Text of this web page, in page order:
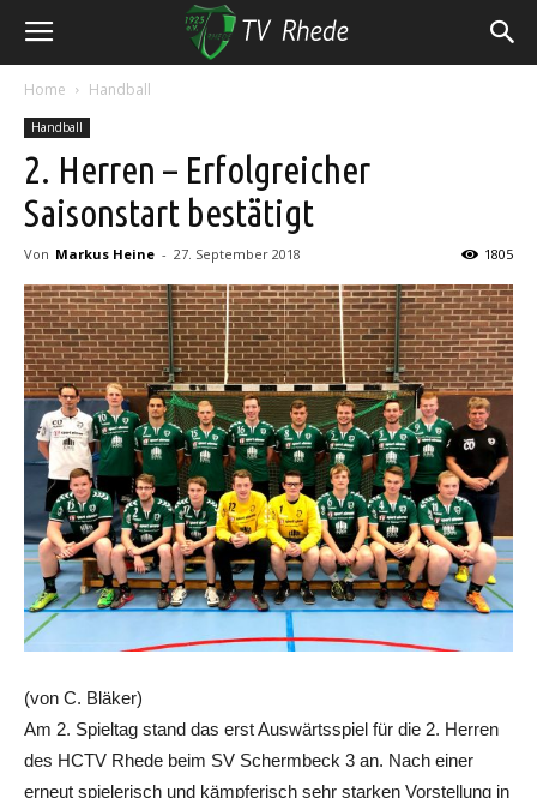
Home Handball
Handball
2. Herren – Erfolgreicher
Saisonstart bestätigt
Von Markus Heine - 27. September 2018 1805
(von C. Bläker)
Am 2. Spieltag stand das erst Auswärtsspiel für die 2. Herren
des HCTV Rhede beim SV Schermbeck 3 an. Nach einer
erneut spielerisch und kämpferisch sehr starken Vorstellung in